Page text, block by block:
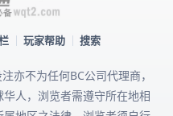
玩家帮助 搜索
亦不为任何BC公司代理商，
人，浏览者需遵守所在地相